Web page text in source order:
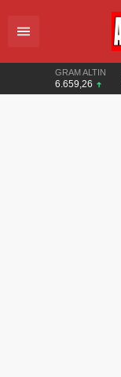
GRAM ALTIN
6.659,26